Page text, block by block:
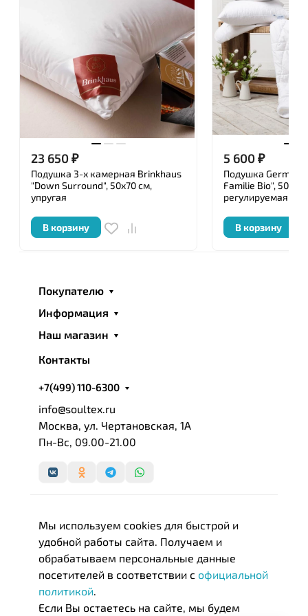
Ключевым моментом в создании действительно
роскошных и элегантных постельных
принадлежностей является подбор тканей и
наполнителей, используемых при производстве.
Перед упаковкой каждое изделие ТМ «German
Grass » подвергается тщательной проверке
уполномоченными специалистами, имеющими
сертификат, и удостоверяется личной номерной
печатью.
23 650₽
Подушка 3-х камерная Brinkhaus
"Down Surround", 50x70 см,
упругая
В корзину
5 600₽
Подушка German
Familie Bio", 50x70
регулируемая
В корзину
Покупателю
Информация
Наш магазин
Контакты
+7(499) 110-6300
info@soultex.ru
Москва, ул. Чертановская, 1А
Пн-Вс, 09.00-21.00
Мы используем cookies для быстрой и
удобной работы сайта. Получаем и
обрабатываем персональные данные
посетителей в соответствии с официальной
политикой
Если Вы остаетесь на сайте, мы будем